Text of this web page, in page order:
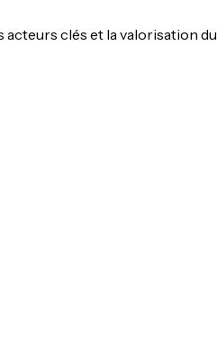
clés et la valorisation du